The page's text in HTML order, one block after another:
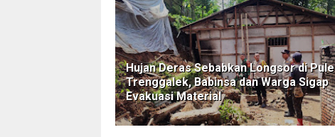
Hujan Deras Sebabkan Longsor di Pule
Trenggalek, Babinsa dan Warga Sigap
Evakuasi Material